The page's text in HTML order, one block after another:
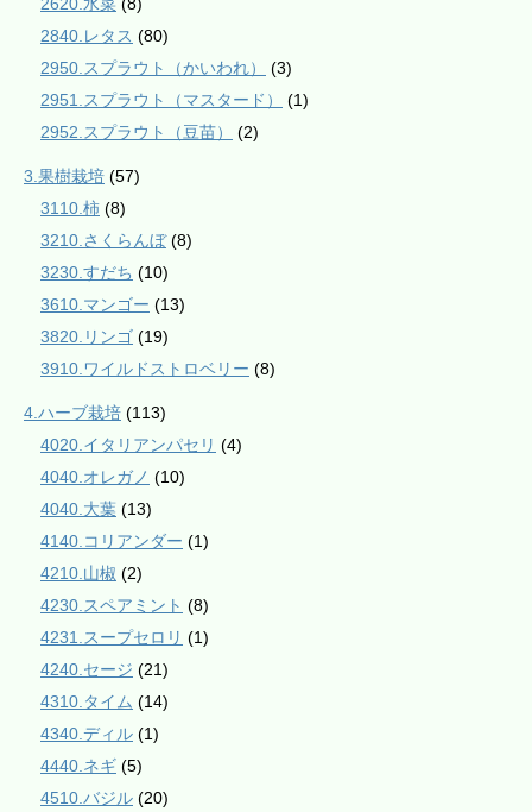
2840.レタス (80)
2950.スプラウト（かいわれ）
(3)
2951.スプラウト（マスタード）
(1)
2952.スプラウト（豆苗）
(2)
3.果樹栽培 (57)
3110.柿 (8)
3210.さくらんぼ(8)
3230.すだち (10)
3610.マンゴー (13)
3820.リンゴ (19)
3910.ワイルドストロベリー (8)
4.ハーブ栽培 (113)
4020.イタリアンパセリ (4)
4040.オレガノ (10)
4040.大葉 (13)
4140.コリアンダー (1)
4210.山椒 (2)
4230.スペアミント (8)
4231.スープセロリ (1)
4240.セージ (21)
4310.タイム (14)
4340.ディル (1)
4440.ネギ (5)
4510.バジル (20)